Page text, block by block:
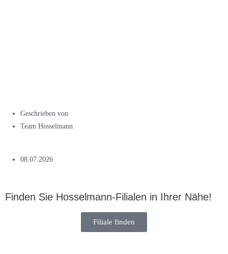
Geschrieben von
Team Hosselmann
08.07.2026
Finden Sie Hosselmann-Filialen in Ihrer Nähe!
Filiale finden